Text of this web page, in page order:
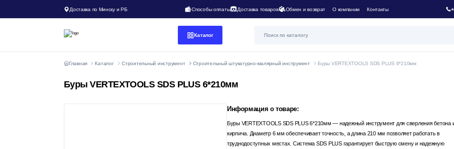
Доставка по Минску и РБ Способы оплаты Доставка товаров Обмен и возврат О компании Контакты
Каталог
Главная Каталог Строительный инструмент Строительный штукатурно-малярный инструмент Буры VERTEXTOOLS SDS PLUS 6*210мм
Буры VERTEXTOOLS SDS PLUS 6*210мм
Информация о товаре:
Буры VERTEXTOOLS SDS PLUS 6*210мм — надежный инструмент для сверления бетона
кирпича. Диаметр 6 мм обеспечивает точность, а длина 210 мм позволяет работать в
труднодоступных местах. Система SDS PLUS гарантирует быструю смену и надежную